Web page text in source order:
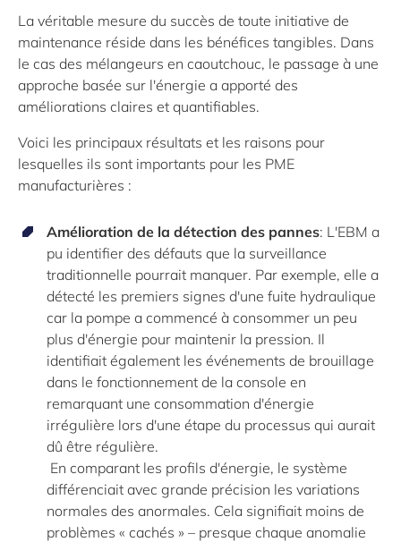
La véritable mesure du succès de toute initiative de
maintenance réside dans les bénéfices tangibles. Dans
le cas des mélangeurs en caoutchouc, le passage à une
approche basée sur l'énergie a apporté des
améliorations claires et quantifiables.
Voici les principaux résultats et les raisons pour
lesquelles ils sont importants pour les PME
manufacturières :
Amélioration de la détection des pannes: L'EBM a
pu identifier des défauts que la surveillance
traditionnelle pourrait manquer. Par exemple, elle a
détecté les premiers signes d'une fuite hydraulique
car la pompe a commencé à consommer un peu
plus d'énergie pour maintenir la pression. Il
identifiait également les événements de brouillage
dans le fonctionnement de la console en
remarquant une consommation d'énergie
irrégulière lors d'une étape du processus qui aurait
dû être régulière.
En comparant les profils d'énergie, le système
différenciait avec grande précision les variations
normales des anormales. Cela signifiait moins de
problèmes « cachés » – presque chaque anomalie